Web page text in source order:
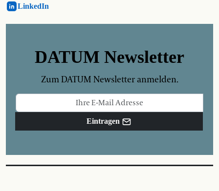
LinkedIn
DATUM Newsletter
Zum DATUM Newsletter anmelden.
Eintragen